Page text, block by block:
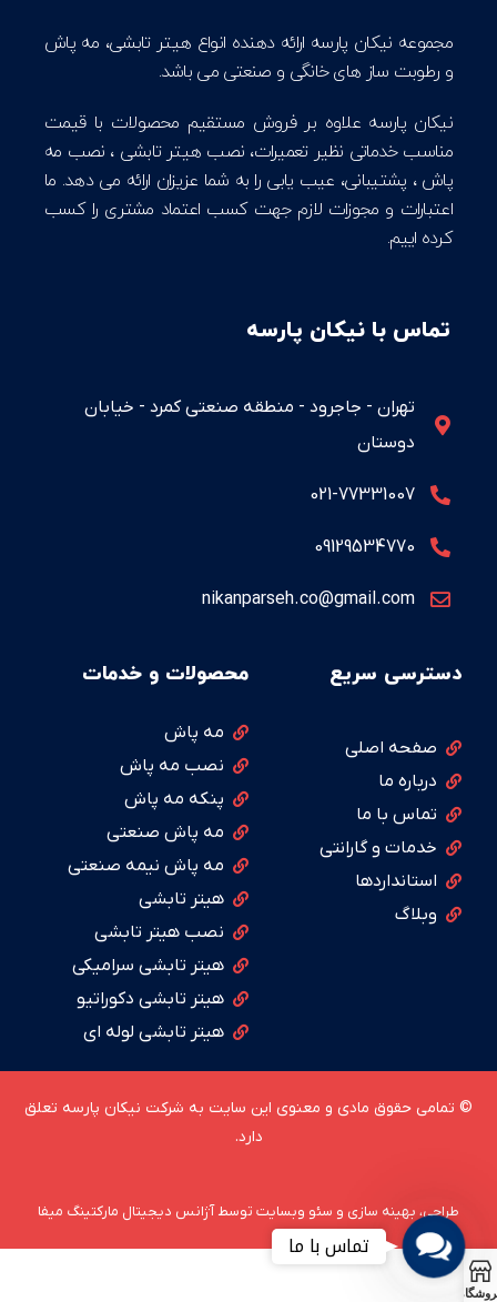
مجموعه نیکان پارسه ارائه دهنده انواع هیتر تابشی، مه پاش
و رطوبت ساز های خانگی و صنعتی می باشد.
نیکان پارسه علاوه بر فروش مستقیم محصولات با قیمت
مناسب خدماتی نظیر تعمیرات، نصب هیتر تابشی ، نصب مه
پاش ، پشتیبانی، عیب یابی را به شما عزیزان ارائه می دهد. ما
اعتبارات و مجوزات لازم جهت کسب اعتماد مشتری را کسب
کرده اییم.
تماس با نیکان پارسه
تهران - جاجرود - منطقه صنعتی کمرد - خیابان
دوستان
021-77331007
09129534770
nikanparseh.co@gmail.com
دسترسی سریع
صفحه اصلی
درباره ما
تماس با ما
خدمات و گارانتی
استانداردها
وبلاگ
محصولات و خدمات
مه پاش
نصب مه پاش
پنکه مه پاش
مه پاش صنعتی
مه پاش نیمه صنعتی
هیتر تابشی
نصب هیتر تابشی
هیتر تابشی سرامیکی
هیتر تابشی دکوراتیو
هیتر تابشی لوله ای
© تمامی حقوق مادی و معنوی این سایت به شرکت نیکان پارسه تعلق
دارد.
طراحی، بهینه سازی و سئو وبسایت توسط آژانس دیجیتال مارکتینگ میفا
Contact
Us
تماس با ما